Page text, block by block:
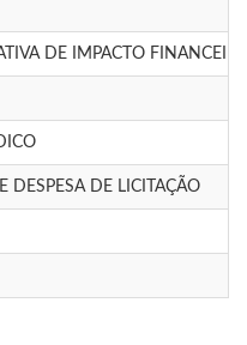
DE IMPACTO
DESPESA DE LICITAÇÃO